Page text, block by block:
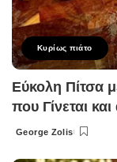
Κυρίως πιάτο
Εύκολη Πίτσα
που Γίνεται
Posted
George Zolis